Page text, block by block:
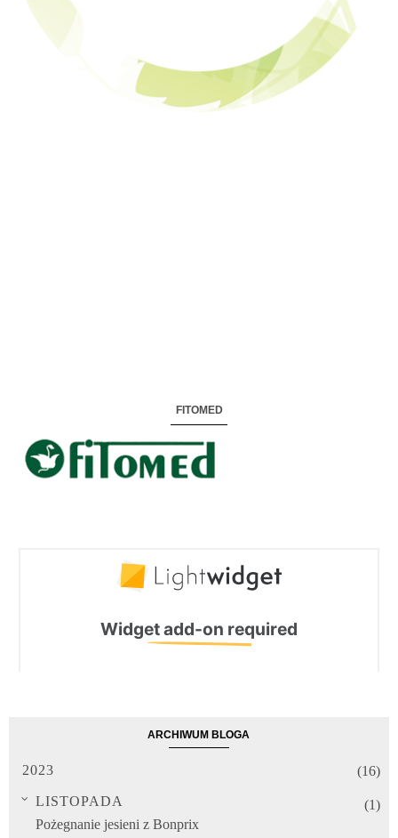
FITOMED
ARCHIWUM BLOGA
2023
(16)
LISTOPADA
(1)
Pożegnanie jesieni z Bonprix